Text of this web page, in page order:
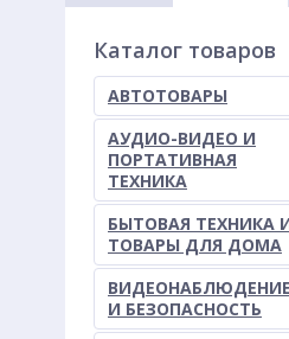
Каталог товаров
АВТОТОВАРЫ
АУДИО-ВИДЕО И
ПОРТАТИВНАЯ
ТЕХНИКА
БЫТОВАЯ ТЕХНИКА
ТОВАРЫ ДЛЯ ДОМА
ВИДЕОНАБЛЮДЕНИЕ
И БЕЗОПАСНОСТЬ